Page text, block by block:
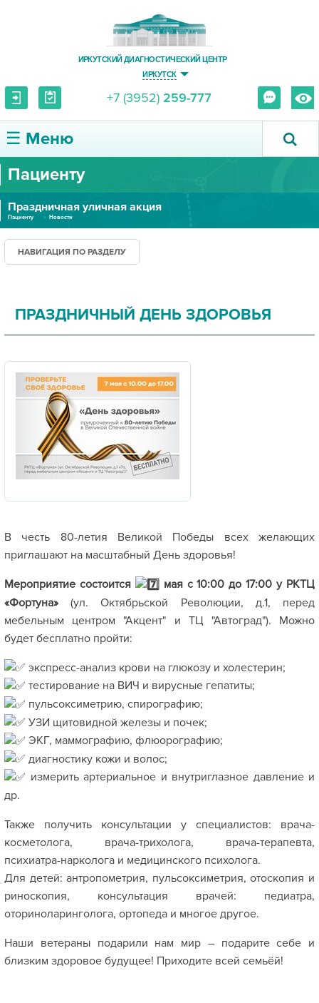
ИРКУТСКИЙ ДИАГНОСТИЧЕСКИЙ ЦЕНТР
ИРКУТСК
+7 (3952) 259-777
☰ Меню
О ЦЕНТРЕ
УСЛУГИ И ЦЕНЫ
ПАЦИЕНТУ
ПРАВОВАЯ ИНФОРМАЦИЯ
Пациенту
Праздничная уличная акция
Пациенту Новости
НАВИГАЦИЯ ПО РАЗДЕЛУ
ПРАЗДНИЧНЫЙ ДЕНЬ ЗДОРОВЬЯ
В честь 80-летия Великой Победы всех желающих
приглашают на масштабный День здоровья!
Мероприятие состоится
мая с 10:00 до 17:00 у РКТЦ
«Фортуна» (ул. Октябрьской Революции, д.1, перед
мебельным центром "Акцент" и ТЦ "Автоград"). Можно
будет бесплатно пройти:
экспресс-анализ крови на глюкозу и холестерин;
тестирование на ВИЧ и вирусные гепатиты;
пульсоксиметрию, спирографию;
УЗИ щитовидной железы и почек;
ЭКГ, маммографию, флюорографию;
диагностику кожи и волос;
измерить артериальное и внутриглазное давление и
др.
Также получить консультации у специалистов: врача-
косметолога, врача-трихолога, врача-терапевта,
психиатра-нарколога и медицинского психолога.
Для детей: антропометрия, пульсоксиметрия, отоскопия и
риноскопия, консультация врачей: педиатра,
оториноларинголога, ортопеда и многое другое.
Наши ветераны подарили нам мир – подарите себе и
близким здоровое будущее! Приходите всей семьёй!